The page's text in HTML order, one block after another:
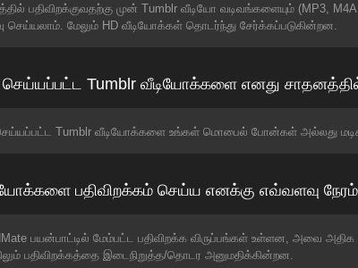
பதிவிறக்குவதற்கு முன் Tumblr வீடியோ வடிவங்களையும் (MP3, M4A,
செய்யலாம். மேலும் HD வீடியோக்கள் தொடர்ந்து சேர்க்கப்படுகின்றன.
செய்யப்பட்ட Tumblr வீடியோக்களை எனது சாதனத்தில்
Tumblr வீடியோக்களை உங்கள் மொபைல் போன்கள் அல்லது
பதிவிறக்கம் செய்ய எனக்கு எவ்வளவு
பயன்பாட்டில் மேம்பட்ட பதிவிறக்க விருப்பங்கள் உள்ளன, அவை
பதிவிறக்கத்தை இடைநிறுத்த/தொடர அனுமதிக்கின்றன.